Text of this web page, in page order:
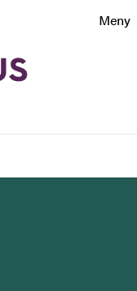
Meny